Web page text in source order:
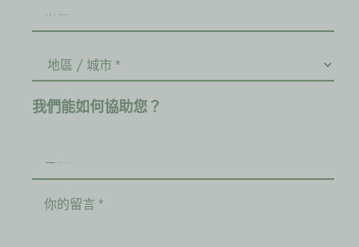
我們能如何協助您？